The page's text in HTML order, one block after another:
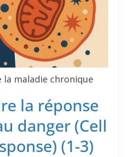
la maladie chronique
la réponse
danger (Cell
(1-3)